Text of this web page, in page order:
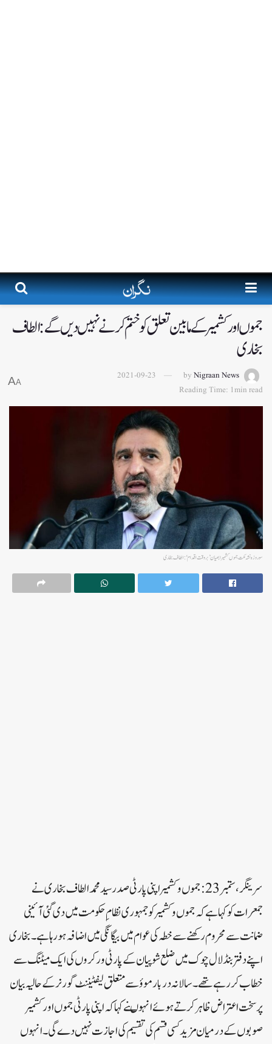
جموں اور کشمیر کے مابین تعلق کو ختم کرنے نہیں دیں گے: الطاف
بخاری
by Nigraan News
2021-09-23
Reading Time: 1min read
A
A
سو روزہ نشہ مکت جموں کشمیر ابھیان ’بروقت اقدام‘: الطاف بخاری
سرینگر، ستمبر23:جموں وکشمیراپنی پارٹی صدر سید محمد الطاف بخاری نے
جمعرات کو کہا ہے کہ جموں وکشمیر کوجمہوری نظام ِ حکومت میں دی گئی آئینی
ضمانت سے محروم رکھنے سے خطہ کی عوام میں بیگانگی میں اضافہ ہورہا ہے۔بخاری
اپنے دفتر بنڈ لال چوک میں ضلع شوپیان کے پارٹی ورکروں کی ایک میٹنگ سے
خطاب کر رہے تھے۔ سالانہ در بار موؤ سے متعلق لیفٹیننٹ گورنر کے حالیہ بیان
پرسخت اعتراض ظاہر کرتے ہوئے انہوںنے کہاکہ اپنی پارٹی جموں اور کشمیر
صوبوں کے درمیان مزید کسی قسم کی تقسیم کی اجازت نہیں دے گی۔ انہوں